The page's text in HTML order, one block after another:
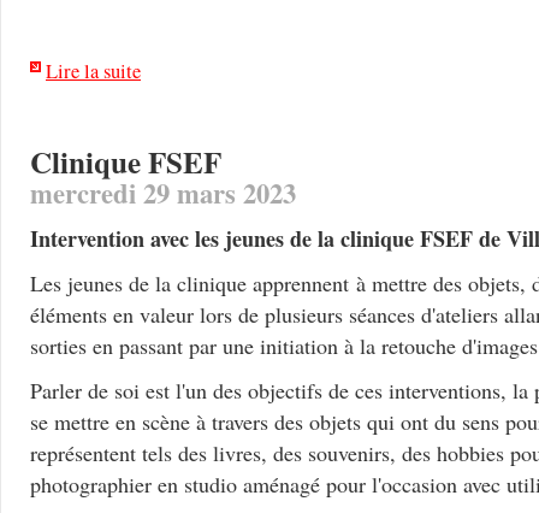
Lire la suite
Clinique FSEF
mercredi 29 mars 2023
Intervention avec les jeunes de la clinique FSEF de
Les jeunes de la clinique apprennent à mettre des objets,
éléments en valeur lors de plusieurs séances d'ateliers
sorties en passant par une initiation à la retouche
Parler de soi est l'un des objectifs de ces interventions, la
se mettre en scène à travers des objets qui ont du sens
représentent tels des livres, des souvenirs, des hobbies
photographier en studio aménagé pour l'occasion avec